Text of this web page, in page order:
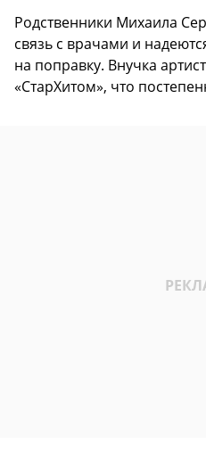
Родственники Михаила
связь с врачами и
на поправку. Внучка
«СтарХитом», что